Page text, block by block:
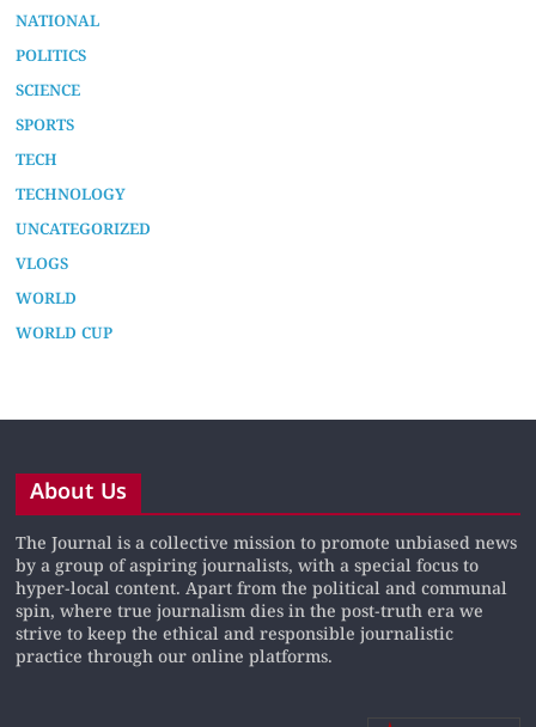
NATIONAL
POLITICS
SCIENCE
SPORTS
TECH
TECHNOLOGY
UNCATEGORIZED
VLOGS
WORLD
WORLD CUP
About Us
The Journal is a collective mission to promote unbiased news
by a group of aspiring journalists, with a special focus to
hyper-local content. Apart from the political and communal
spin, where true journalism dies in the post-truth era we
strive to keep the ethical and responsible journalistic
practice through our online platforms.